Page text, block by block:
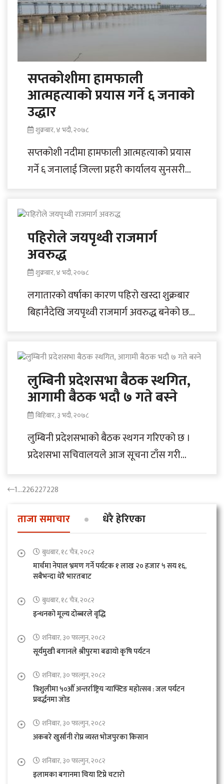
सप्तकोशीमा हामफाली
आत्महत्याको प्रयास गर्ने ६ जनाको
उद्धार
शुक्रबार, ४ भदौ, २०७८
सप्तकोशी नदीमा हामफाली आत्महत्याको प्रयास
गर्ने ६ जनालाई जिल्ला प्रहरी कार्यालय सुनसरीले
पहिरोले जयपृथ्वी राजमार्ग
अवरुद्ध
शुक्रबार, ४ भदौ, २०७८
लगातारको वर्षाका कारण पहिरो खस्दा शुक्रबार
बिहानैदेखि जयपृथ्वी राजमार्ग अवरुद्ध बनेको छ।
लुम्बिनी प्रदेशसभा बैठक स्थगित,
आगामी बैठक भदौ ७ गते बस्ने
बिहिबार, ३ भदौ, २०७८
लुम्बिनी प्रदेशसभाको बैठक स्थगन गरिएको छ ।
प्रदेशसभा सचिवालयले आज सूचना टाँस गरी
1…226227228
ताजा समाचार धेरै हेरिएका
बुधबार, १८ चैत्र, २०८२
मार्चमा नेपाल भ्रमण गर्ने पर्यटक १ लाख २० हजार ५ सय १६,
सबैभन्दा धेरै भारतबाट
बुधबार, १८ चैत्र, २०८२
इन्धनको मूल्य दोब्बरले वृद्धि
शनिबार, ३० फाल्गुन, २०८२
सूर्यमुखी बगानले श्रीपुरमा बढायो कृषि पर्यटन
शनिबार, ३० फाल्गुन, २०८२
त्रिशुलीमा ५०औँ अन्तर्राष्ट्रिय र्‍याफ्टिङ महोत्सव : जल पर्यटन
प्रवर्द्धनमा जोड
शनिबार, ३० फाल्गुन, २०८२
अकबरे खुर्सानी रोप्न व्यस्त भोजपुरका किसान
शनिबार, ३० फाल्गुन, २०८२
इलामका बगानमा चिया टिप्ने चटारो